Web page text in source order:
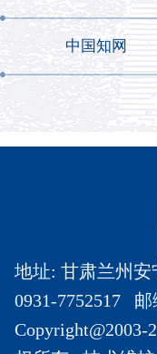
中国知网
地址: 甘肃兰州
0931-7752517 邮